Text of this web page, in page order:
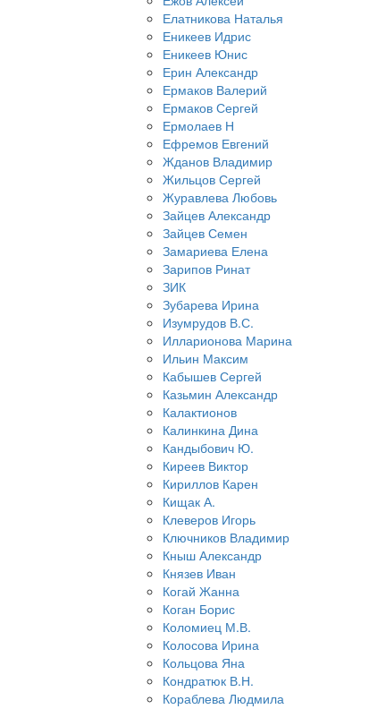
Елатникова Наталья
Еникеев Идрис
Еникеев Юнис
Ерин Александр
Ермаков Валерий
Ермаков Сергей
Ермолаев Н
Ефремов Евгений
Жданов Владимир
Жильцов Сергей
Журавлева Любовь
Зайцев Александр
Зайцев Семен
Замариева Елена
Зарипов Ринат
ЗИК
Зубарева Ирина
Изумрудов В.С.
Илларионова Марина
Ильин Максим
Кабышев Сергей
Казьмин Александр
Калактионов
Калинкина Дина
Кандыбович Ю.
Киреев Виктор
Кириллов Карен
Кищак А.
Клеверов Игорь
Ключников Владимир
Кныш Александр
Князев Иван
Когай Жанна
Коган Борис
Коломиец М.В.
Колосова Ирина
Кольцова Яна
Кондратюк В.Н.
Кораблева Людмила